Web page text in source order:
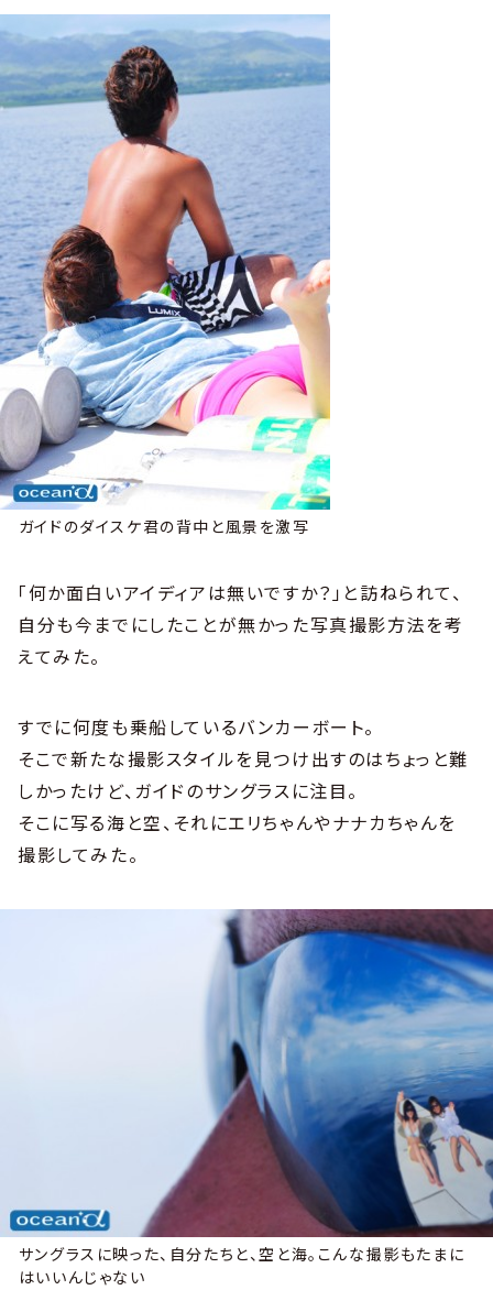
ガイドのダイスケ君の背中と風景を激写
「何か面白いアイディアは無いですか？」と訪ねられて、
自分も今までにしたことが無かった写真撮影方法を考
えてみた。
すでに何度も乗船しているバンカーボート。
そこで新たな撮影スタイルを見つけ出すのはちょっと難
しかったけど、ガイドのサングラスに注目。
そこに写る海と空、それにエリちゃんやナナカちゃんを
撮影してみた。
サングラスに映った、自分たちと、空と海。こんな撮影もたまに
はいいんじゃない